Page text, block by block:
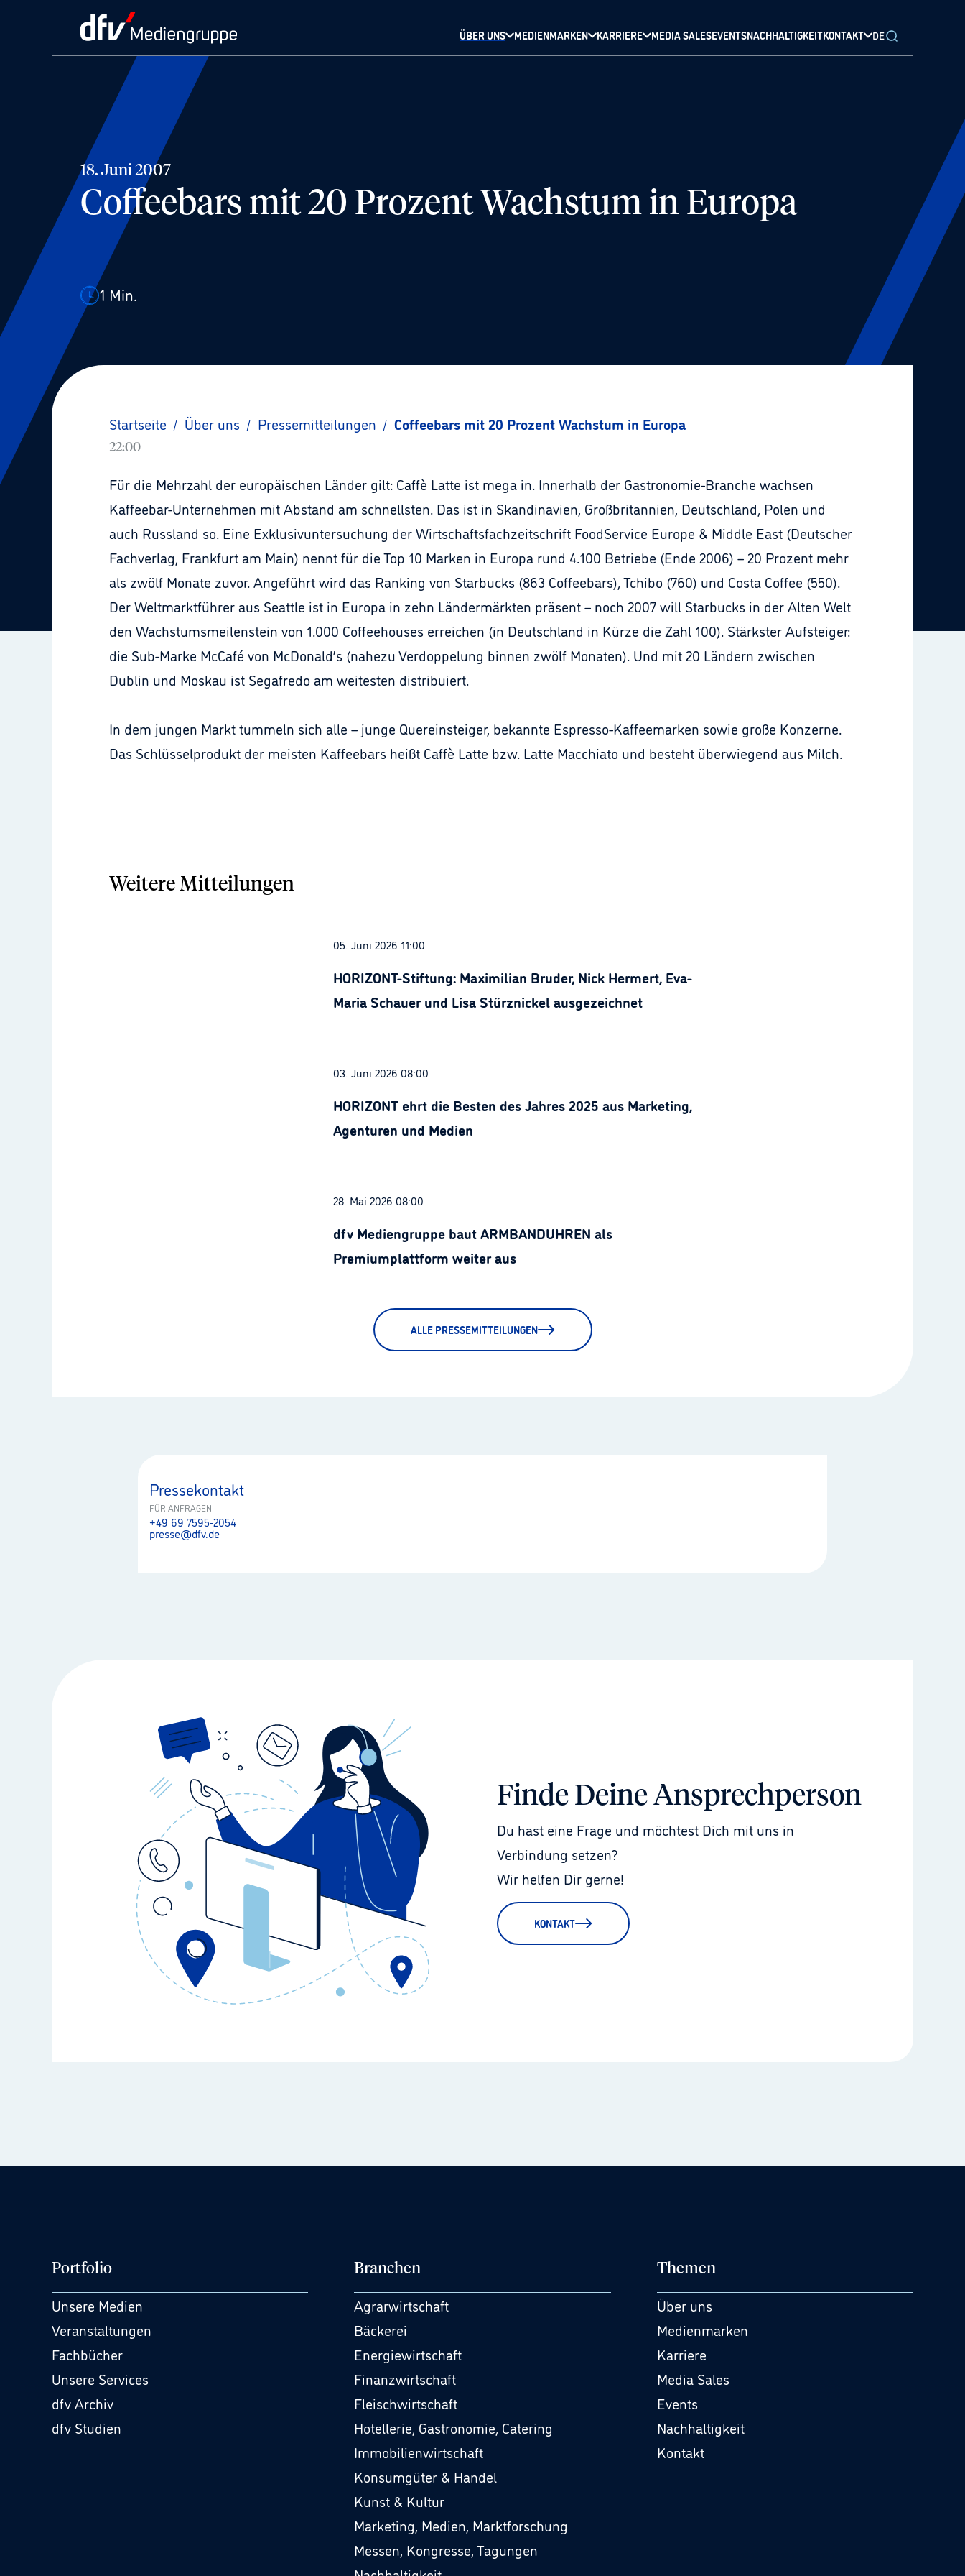
ÜBER UNS MEDIENMARKEN KARRIERE MEDIA SALESEVENTSNACHHALTIGKEITKONTAKT DE
18. Juni 2007
Coffeebars mit 20 Prozent Wachstum in Europa
1 Min.
Startseite / Über uns / Pressemitteilungen / Coffeebars mit 20 Prozent Wachstum in Europa
22:00
Für die Mehrzahl der europäischen Länder gilt: Caffè Latte ist mega in. Innerhalb der Gastronomie-Branche wachsen
Kaffeebar-Unternehmen mit Abstand am schnellsten. Das ist in Skandinavien, Großbritannien, Deutschland, Polen und
auch Russland so. Eine Exklusivuntersuchung der Wirtschaftsfachzeitschrift FoodService Europe & Middle East (Deutscher
Fachverlag, Frankfurt am Main) nennt für die Top 10 Marken in Europa rund 4.100 Betriebe (Ende 2006) – 20 Prozent mehr
als zwölf Monate zuvor. Angeführt wird das Ranking von Starbucks (863 Coffeebars), Tchibo (760) und Costa Coffee (550).
Der Weltmarktführer aus Seattle ist in Europa in zehn Ländermärkten präsent – noch 2007 will Starbucks in der Alten Welt
den Wachstumsmeilenstein von 1.000 Coffeehouses erreichen (in Deutschland in Kürze die Zahl 100). Stärkster Aufsteiger:
die Sub-Marke McCafé von McDonald’s (nahezu Verdoppelung binnen zwölf Monaten). Und mit 20 Ländern zwischen
Dublin und Moskau ist Segafredo am weitesten distribuiert.
In dem jungen Markt tummeln sich alle – junge Quereinsteiger, bekannte Espresso-Kaffeemarken sowie große Konzerne.
Das Schlüsselprodukt der meisten Kaffeebars heißt Caffè Latte bzw. Latte Macchiato und besteht überwiegend aus Milch.
Weitere Mitteilungen
05. Juni 2026 11:00
HORIZONT-Stiftung: Maximilian Bruder, Nick Hermert, Eva-
Maria Schauer und Lisa Stürznickel ausgezeichnet
03. Juni 2026 08:00
HORIZONT ehrt die Besten des Jahres 2025 aus Marketing,
Agenturen und Medien
28. Mai 2026 08:00
dfv Mediengruppe baut ARMBANDUHREN als
Premiumplattform weiter aus
ALLE PRESSEMITTEILUNGEN
Pressekontakt
FÜR ANFRAGEN
+49 69 7595-2054
presse@dfv.de
Finde Deine Ansprechperson
Du hast eine Frage und möchtest Dich mit uns in
Verbindung setzen?
Wir helfen Dir gerne!
KONTAKT
Portfolio
Unsere Medien
Veranstaltungen
Fachbücher
Unsere Services
dfv Archiv
dfv Studien
Branchen
Agrarwirtschaft
Bäckerei
Energiewirtschaft
Finanzwirtschaft
Fleischwirtschaft
Hotellerie, Gastronomie, Catering
Immobilienwirtschaft
Konsumgüter & Handel
Kunst & Kultur
Marketing, Medien, Marktforschung
Messen, Kongresse, Tagungen
Themen
Über uns
Medienmarken
Karriere
Media Sales
Events
Nachhaltigkeit
Kontakt